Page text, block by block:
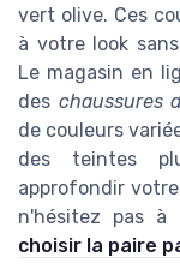
vert olive. Ces
à votre look
Le magasin en
des chaussures
de couleurs
des teintes
approfondir
n'hésitez pas à
choisir la paire